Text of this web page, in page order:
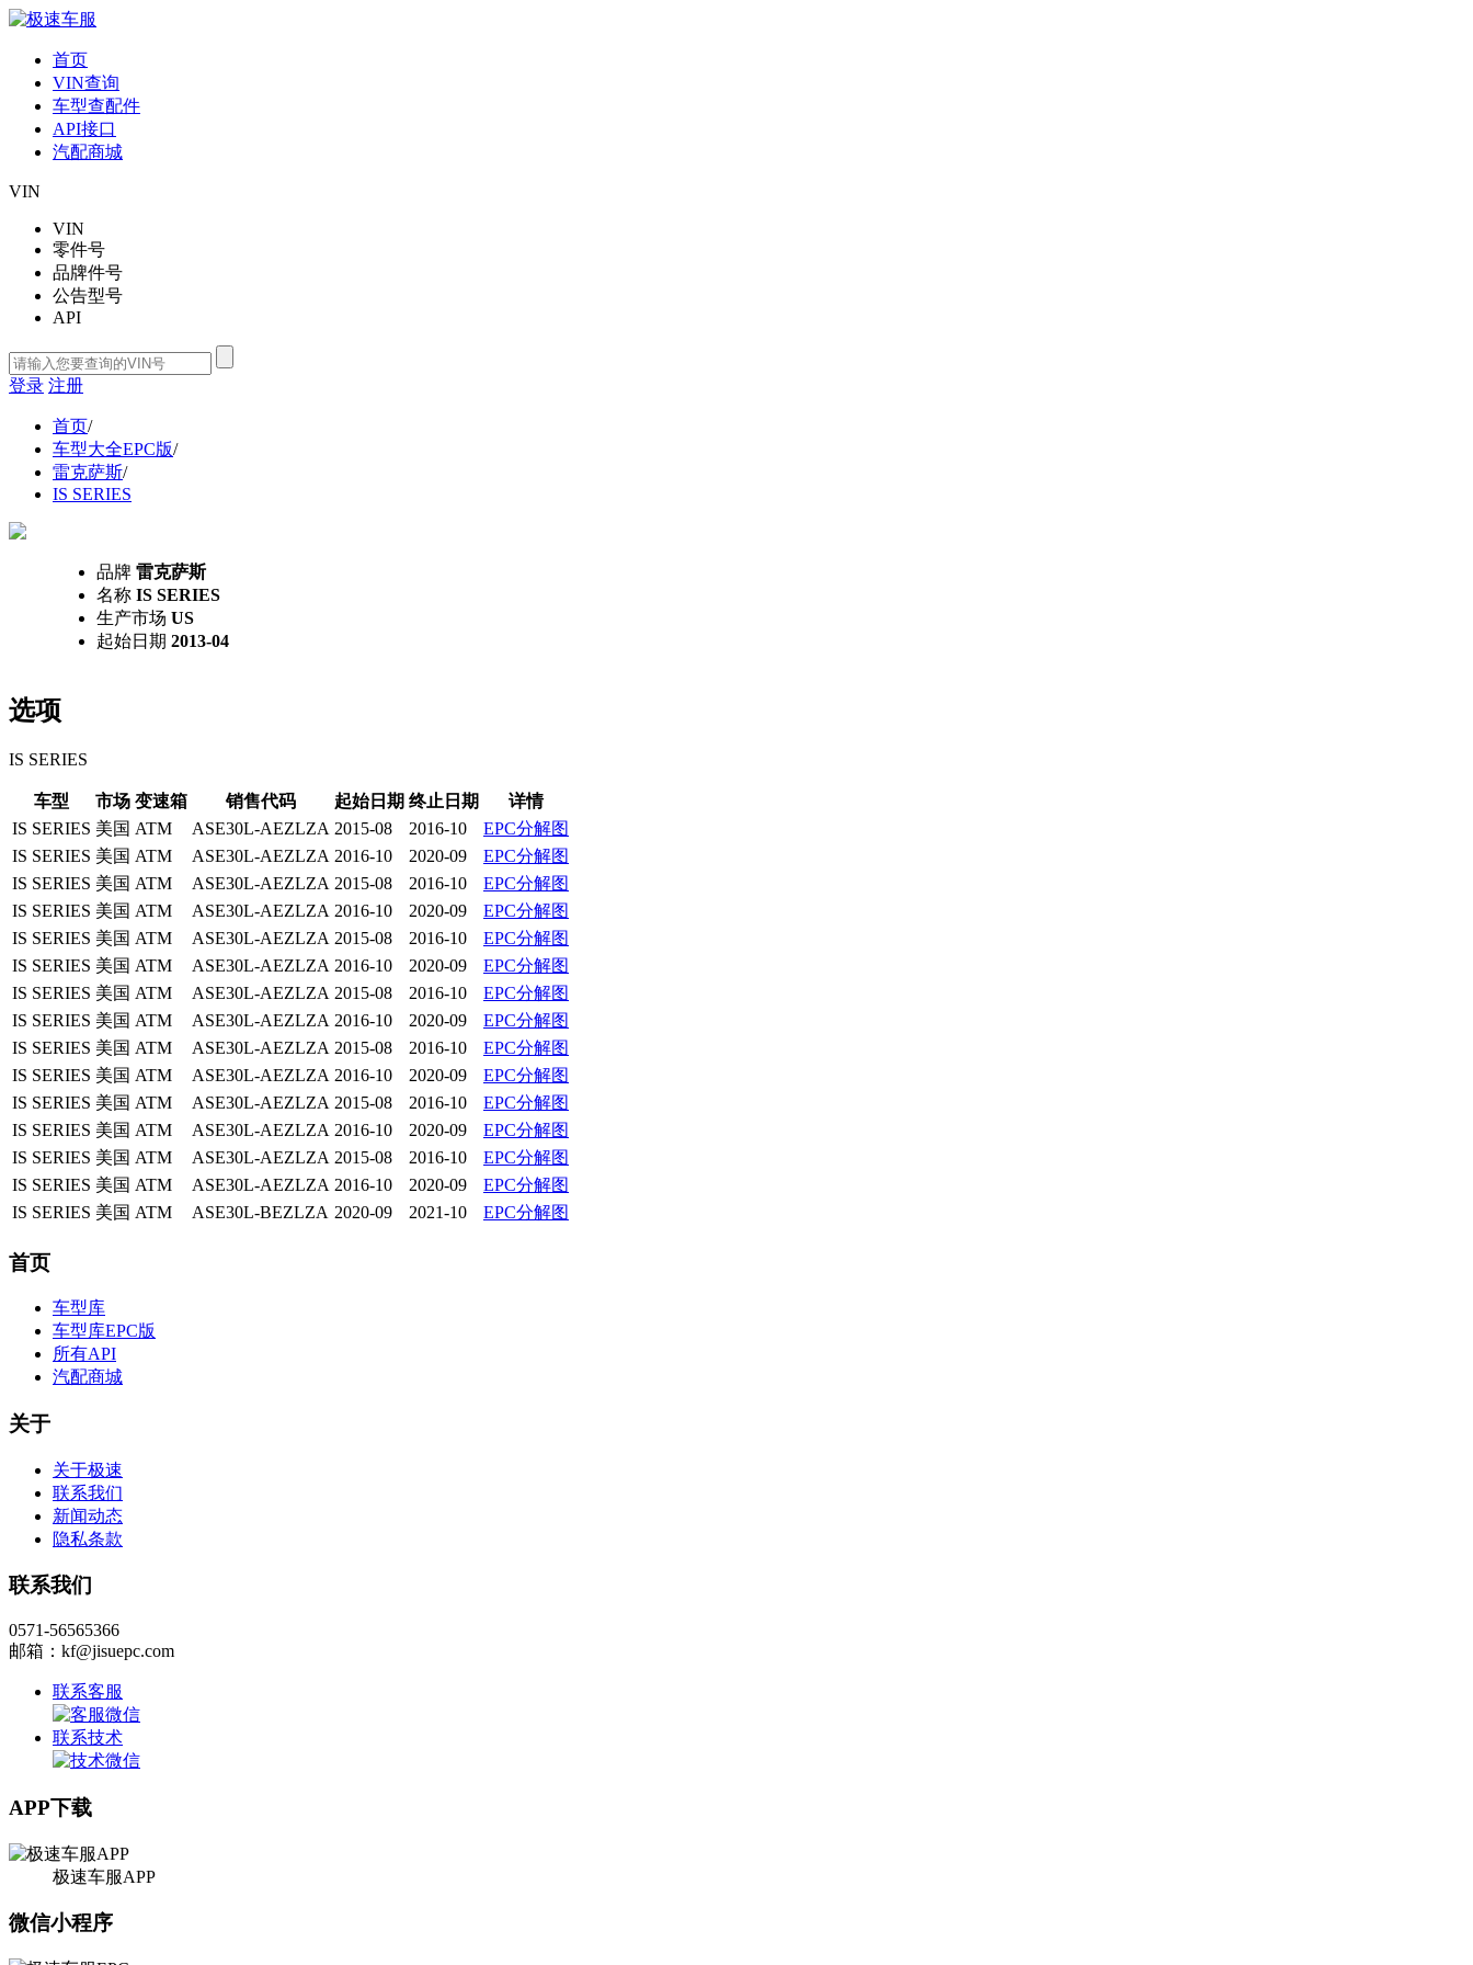
首页
VIN查询
车型查配件
API接口
汽配商城
VIN
VIN
零件号
品牌件号
公告型号
API
登录 注册
首页/
车型大全EPC版/
雷克萨斯/
IS SERIES
品牌 雷克萨斯
名称 IS SERIES
生产市场 US
起始日期 2013-04
选项
IS SERIES
车型 市场 变速箱 销售代码 起始日期 终止日期
详情
IS SERIES 美国 ATM ASE30L-AEZLZA 2015-08 2016-10
EPC分解图
IS SERIES 美国 ATM ASE30L-AEZLZA 2016-10 2020-09
EPC分解图
IS SERIES 美国 ATM ASE30L-AEZLZA 2015-08 2016-10
EPC分解图
IS SERIES 美国 ATM ASE30L-AEZLZA 2016-10 2020-09
EPC分解图
IS SERIES 美国 ATM ASE30L-AEZLZA 2015-08 2016-10
EPC分解图
IS SERIES 美国 ATM ASE30L-AEZLZA 2016-10 2020-09
EPC分解图
IS SERIES 美国 ATM ASE30L-AEZLZA 2015-08 2016-10
EPC分解图
IS SERIES 美国 ATM ASE30L-AEZLZA 2016-10 2020-09
EPC分解图
IS SERIES 美国 ATM ASE30L-AEZLZA 2015-08 2016-10
EPC分解图
IS SERIES 美国 ATM ASE30L-AEZLZA 2016-10 2020-09
EPC分解图
IS SERIES 美国 ATM ASE30L-AEZLZA 2015-08 2016-10
EPC分解图
IS SERIES 美国 ATM ASE30L-AEZLZA 2016-10 2020-09
EPC分解图
IS SERIES 美国 ATM ASE30L-AEZLZA 2015-08 2016-10
EPC分解图
IS SERIES 美国 ATM ASE30L-AEZLZA 2016-10 2020-09
EPC分解图
IS SERIES 美国 ATM ASE30L-BEZLZA 2020-09 2021-10 EPC分解图
首页
车型库
车型库EPC版
所有API
汽配商城
关于
关于极速
联系我们
新闻动态
隐私条款
联系我们
0571-56565366
邮箱：kf@jisuepc.com
联系客服
联系技术
APP下载
极速车服APP
微信小程序